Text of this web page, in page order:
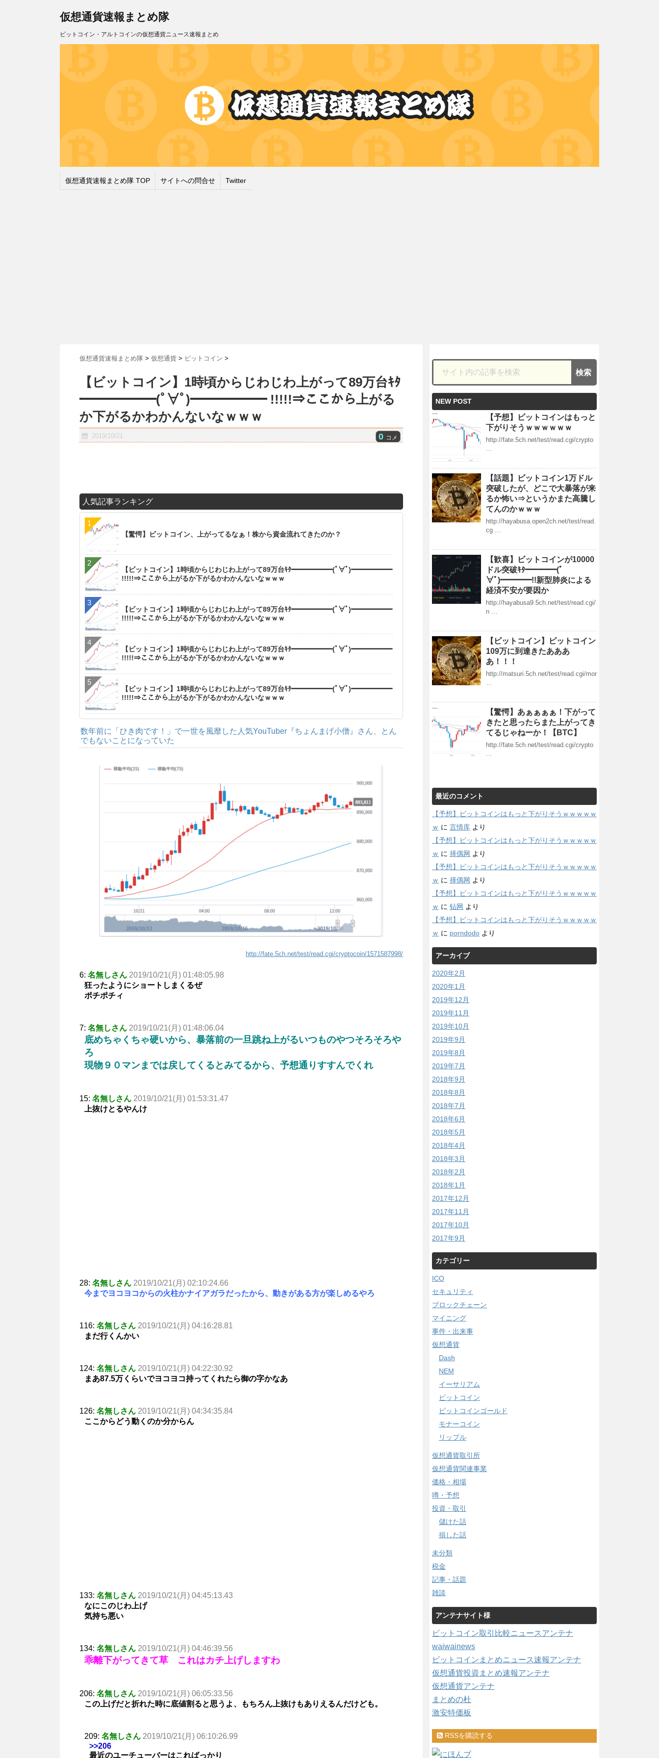
仮想通貨速報まとめ隊
ビットコイン・アルトコインの仮想通貨ニュース速報まとめ
仮想通貨速報まとめ隊 TOP サイトへの問合せ Twitter
仮想通貨速報まとめ隊 > 仮想通貨 > ビットコイン >
【ビットコイン】1時頃からじわじわ上がって89万台ｷﾀ
━━━━━━(ﾟ∀ﾟ)━━━━━━ !!!!!⇒ここから上がる
か下がるかわかんないなｗｗｗ
2019/10/21 0 コメ
人気記事ランキング
【驚愕】ビットコイン、上がってるなぁ！株から資金流れてきたのか？
【ビットコイン】1時頃からじわじわ上がって89万台ｷﾀ━━━━━━(ﾟ∀ﾟ)━━━━━━
!!!!!⇒ここから上がるか下がるかわかんないなｗｗｗ
【ビットコイン】1時頃からじわじわ上がって89万台ｷﾀ━━━━━━(ﾟ∀ﾟ)━━━━━━
!!!!!⇒ここから上がるか下がるかわかんないなｗｗｗ
【ビットコイン】1時頃からじわじわ上がって89万台ｷﾀ━━━━━━(ﾟ∀ﾟ)━━━━━━
!!!!!⇒ここから上がるか下がるかわかんないなｗｗｗ
【ビットコイン】1時頃からじわじわ上がって89万台ｷﾀ━━━━━━(ﾟ∀ﾟ)━━━━━━
!!!!!⇒ここから上がるか下がるかわかんないなｗｗｗ
数年前に「ひき肉です！」で一世を風靡した人気YouTuber『ちょんまげ小僧』さん、とん
でもないことになっていた
http://fate.5ch.net/test/read.cgi/cryptocoin/1571587998/
6: 名無しさん 2019/10/21(月) 01:48:05.98
狂ったようにショートしまくるぜ
ポチポチィ
7: 名無しさん 2019/10/21(月) 01:48:06.04
底めちゃくちゃ硬いから、暴落前の一旦跳ね上がるいつものやつそろそろや
ろ
現物９０マンまでは戻してくるとみてるから、予想通りすすんでくれ
15: 名無しさん 2019/10/21(月) 01:53:31.47
上抜けとるやんけ
28: 名無しさん 2019/10/21(月) 02:10:24.66
今までヨコヨコからの火柱かナイアガラだったから、動きがある方が楽しめるやろ
116: 名無しさん 2019/10/21(月) 04:16:28.81
まだ行くんかい
124: 名無しさん 2019/10/21(月) 04:22:30.92
まあ87.5万くらいでヨコヨコ持ってくれたら御の字かなあ
126: 名無しさん 2019/10/21(月) 04:34:35.84
ここからどう動くのか分からん
133: 名無しさん 2019/10/21(月) 04:45:13.43
なにこのじわ上げ
気持ち悪い
134: 名無しさん 2019/10/21(月) 04:46:39.56
乖離下がってきて草 これはカチ上げしますわ
206: 名無しさん 2019/10/21(月) 06:05:33.56
この上げだと折れた時に底値割ると思うよ、もちろん上抜けもありえるんだけども。
209: 名無しさん 2019/10/21(月) 06:10:26.99
>>206
最近のユーチューバーはこればっかり
NEW POST
【予想】ビットコインはもっと
下がりそうｗｗｗｗｗｗ
http://fate.5ch.net/test/read.cgi/crypto
…
【話題】ビットコイン1万ドル
突破したが、どこで大暴落が来
るか怖い⇒というかまた高騰し
てんのかｗｗｗ
http://hayabusa.open2ch.net/test/read.
cg …
【歓喜】ビットコインが10000
ドル突破ｷﾀ━━━━(ﾟ
∀ﾟ)━━━━!!新型肺炎による
経済不安が要因か
http://hayabusa9.5ch.net/test/read.cgi/
n …
【ビットコイン】ビットコイン
109万に到達きたあああ
あ！！！
http://matsuri.5ch.net/test/read.cgi/mor
…
【驚愕】あぁぁぁぁ！下がって
きたと思ったらまた上がってき
てるじゃねーか！【BTC】
http://fate.5ch.net/test/read.cgi/crypto
…
最近のコメント
【予想】ビットコインはもっと下がりそうｗｗｗｗｗ
ｗ に 言情库 より
【予想】ビットコインはもっと下がりそうｗｗｗｗｗ
ｗ に 择偶网 より
【予想】ビットコインはもっと下がりそうｗｗｗｗｗ
ｗ に 择偶网 より
【予想】ビットコインはもっと下がりそうｗｗｗｗｗ
ｗ に 钻网 より
【予想】ビットコインはもっと下がりそうｗｗｗｗｗ
ｗ に porndodo より
アーカイブ
2020年2月
2020年1月
2019年12月
2019年11月
2019年10月
2019年9月
2019年8月
2019年7月
2018年9月
2018年8月
2018年7月
2018年6月
2018年5月
2018年4月
2018年3月
2018年2月
2018年1月
2017年12月
2017年11月
2017年10月
2017年9月
カテゴリー
ICO
セキュリティ
ブロックチェーン
マイニング
事件・出来事
仮想通貨
Dash
NEM
イーサリアム
ビットコイン
ビットコインゴールド
モナーコイン
リップル
仮想通貨取引所
仮想通貨関連事業
価格・相場
噂・予想
投資・取引
儲けた話
損した話
未分類
税金
記事・話題
雑談
アンテナサイト様
ビットコイン取引比較ニュースアンテナ
waiwainews
ビットコインまとめニュース速報アンテナ
仮想通貨投資まとめ速報アンテナ
仮想通貨アンテナ
まとめの杜
激安特価板
RSSを購読する